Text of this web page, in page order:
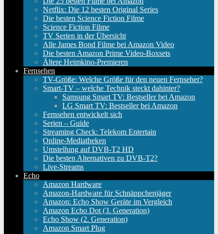
Netflix: Die 12 besten Original Series
Die besten Science Fiction Filme
Science Fiction Filme
TV Serien in der Übersicht
Alle James Bond Filme bei Amazon Video
Die besten Amazon Prime Video-Boxsets
Ältere Heimkino-Premieren
Fernsehen
TV-Größe: Welche Größe für den neuen Fernseher?
Smart-TV – welche Technik steckt dahinter?
Samsung Smart TV: Bestseller bei Amazon
LG Smart TV: Bestseller bei Amazon
Fernsehen entwickelt sich
Serien – Guide
Streaming Check: Telekom Entertain
Online-Mediatheken
Umstellung auf DVB-T2 HD
Die besten Alternativen zu DVB-T2?
Live-Streams
Echo
Amazon Hardware
Amazon-Hardware für Schnäppchenjäger
Amazon: Echo Show Geräte im Vergleich
Amazon Echo Dot (3. Generation)
Echo Show (2. Generation)
Amazon Smart Plug